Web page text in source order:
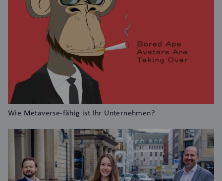
Wie Metaverse-fähig ist Ihr Unternehmen?